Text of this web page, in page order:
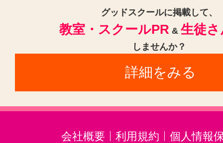
二和向台駅(1)
矢
京成稲毛駅(1)
鎌取駅(1)
都賀
茂原駅(1)
鎌ヶ谷大仏駅(1)
北
柏たなか駅(1)
おゆみ野駅(1)
館山駅(千葉)(1)
みつわ台駅(1)
梅郷駅(1)
市川
京成中山駅(1)
飯岡駅(1)
新習
グッドスクールに掲載して、
教室・スクールPR & 生徒
しませんか？
詳細をみる
会社概要 利用規約
個人情報